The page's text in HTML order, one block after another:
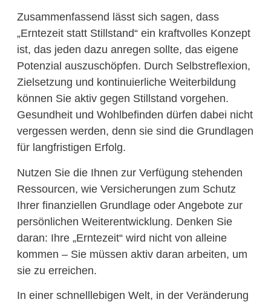
Zusammenfassend lässt sich sagen, dass
„Erntezeit statt Stillstand“ ein kraftvolles Konzept
ist, das jeden dazu anregen sollte, das eigene
Potenzial auszuschöpfen. Durch Selbstreflexion,
Zielsetzung und kontinuierliche Weiterbildung
können Sie aktiv gegen Stillstand vorgehen.
Gesundheit und Wohlbefinden dürfen dabei nicht
vergessen werden, denn sie sind die Grundlagen
für langfristigen Erfolg.
Nutzen Sie die Ihnen zur Verfügung stehenden
Ressourcen, wie Versicherungen zum Schutz
Ihrer finanziellen Grundlage oder Angebote zur
persönlichen Weiterentwicklung. Denken Sie
daran: Ihre „Erntezeit“ wird nicht von alleine
kommen – Sie müssen aktiv daran arbeiten, um
sie zu erreichen.
In einer schnelllebigen Welt, in der Veränderung